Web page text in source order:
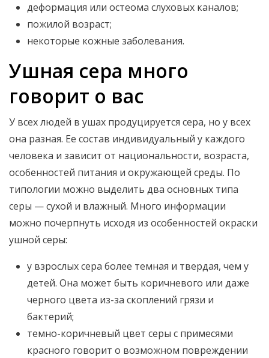
деформация или остеома слуховых каналов;
пожилой возраст;
некоторые кожные заболевания.
Ушная сера много
говорит о вас
У всех людей в ушах продуцируется сера, но у всех
она разная. Ее состав индивидуальный у каждого
человека и зависит от национальности, возраста,
особенностей питания и окружающей среды. По
типологии можно выделить два основных типа
серы — сухой и влажный. Много информации
можно почерпнуть исходя из особенностей окраски
ушной серы:
у взрослых сера более темная и твердая, чем у
детей. Она может быть коричневого или даже
черного цвета из-за скоплений грязи и
бактерий;
темно-коричневый цвет серы с примесями
красного говорит о возможном повреждении